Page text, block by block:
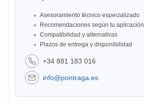
Asesoramiento técnico especializado
Recomendaciones según tu aplicación
Compatibilidad y alternativas
Plazos de entrega y disponibilidad
+34 881 183 016
info@pontraga.es